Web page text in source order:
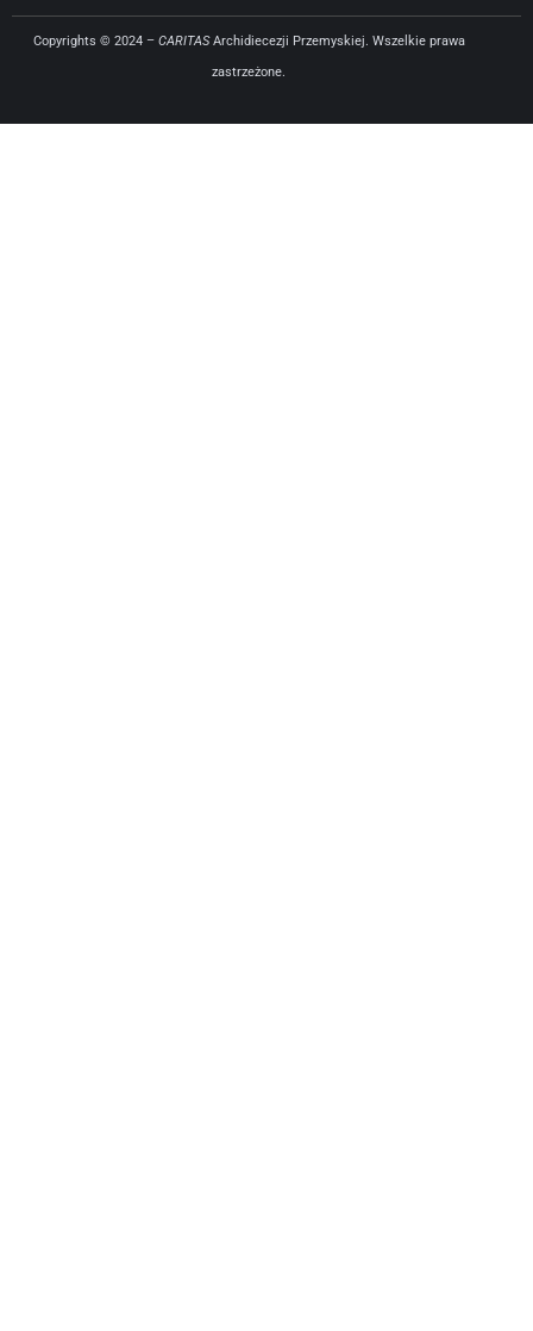
Copyrights © 2024 – CARITASArchidiecezji Przemyskiej. Wszelkie prawa
zastrzeżone.